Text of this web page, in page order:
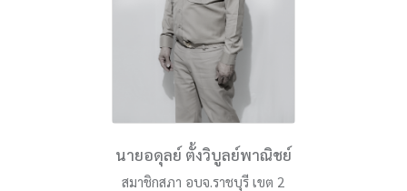
นายอดุลย์ ตั้งวิบูลย์พาณิชย์
สมาชิกสภา อบจ.ราชบุรี เขต 2